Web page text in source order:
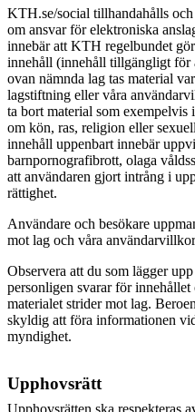
KTH.se/social tillhandahålls
om ansvar för elektroniska
innebär att KTH regelbundet
innehåll (innehåll tillgängligt för
ovan nämnda lag tas material
lagstiftning eller våra
ta bort material som exempelvis
om kön, ras, religion eller
innehåll uppenbart innebär
barnpornografibrott, olaga
att användaren gjort intrång i
rättighet.
Användare och besökare
mot lag och våra
Observera att du som lägger
personligen svarar för
materialet strider mot lag.
skyldig att föra informationen
myndighet.
Upphovsrätt
Upphovsrätten ska respekteras